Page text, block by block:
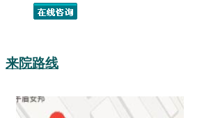
来院路线